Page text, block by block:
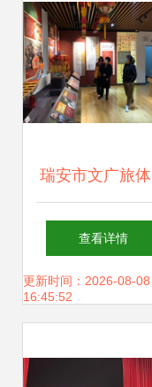
动
瑞安市文广旅
着力推进公共文
场馆有序开放 提
查看详情
更新时间：2026-08-08
16:45:52